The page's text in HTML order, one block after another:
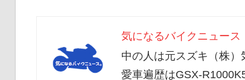
気になるバイクニュース
中の人は元スズキ（株）
愛車遍歴はGSX-